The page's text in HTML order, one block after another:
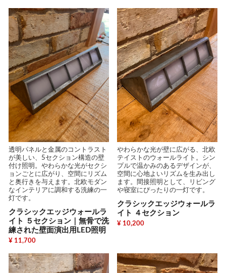
透明パネルと金属のコントラスト
が美しい、5セクション構造の壁
付け照明。やわらかな光がセクシ
ョンごとに広がり、空間にリズム
と奥行きを与えます。北欧モダン
なインテリアに調和する洗練の一
灯です。
クラシックエッジウォールラ
イト ５セクション｜無骨で洗
練された壁面演出用LED照明
¥ 11,700
やわらかな光が壁に広がる、北欧
テイストのウォールライト。シン
プルで温かみのあるデザインが、
空間に心地よいリズムを生み出し
ます。間接照明として、リビング
や寝室にぴったりの一灯です。
クラシックエッジウォールラ
イト ４セクション
¥ 10,200